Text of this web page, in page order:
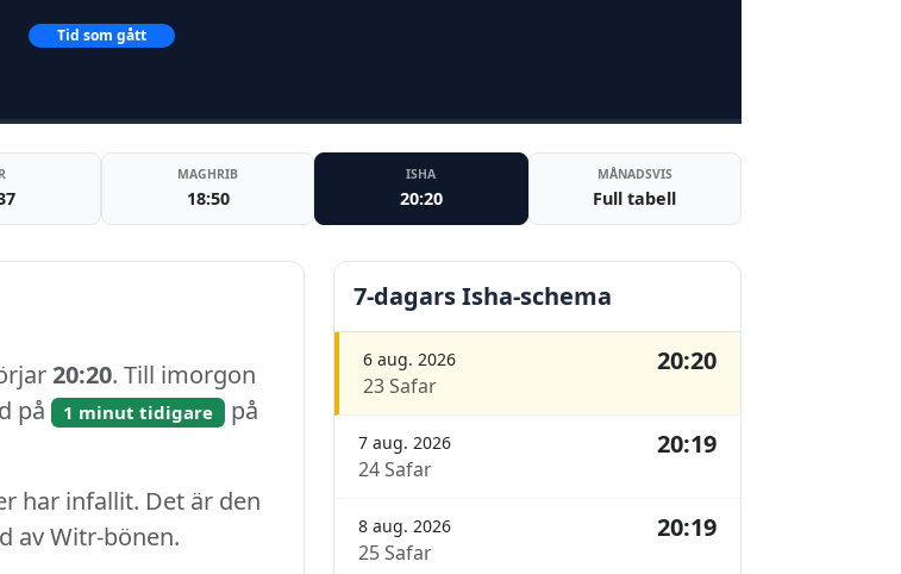
Tid som gått
MAGHRIB
18:50
ISHA
20:20
MÅNADSVIS
Full tabell
20:20. Till imorgon
på 1 minut tidigare på
har infallit. Det är den
av Witr-bönen.
7-dagars Isha-schema
6 aug. 2026
23 Safar
20:20
7 aug. 2026
24 Safar
20:19
8 aug. 2026
25 Safar
20:19